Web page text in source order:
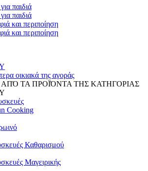
παιδιά
παιδιά
και περιποίηση
και περιποίηση
οικιακά της αγοράς
ΑΠΌ ΤΑ ΠΡΟΪΌΝΤΑ ΤΗΣ ΚΑΤΗΓΟΡΙΑΣ
Cooking
Καθαρισμού
Μαγειρικής